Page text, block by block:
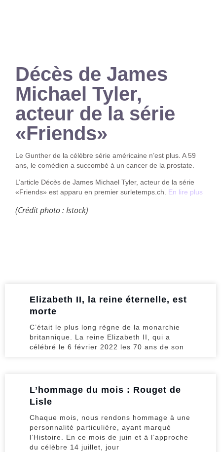
Décès de James
Michael Tyler,
acteur de la série
«Friends»
Le Gunther de la célèbre série américaine n’est plus. A 59
ans, le comédien a succombé à un cancer de la prostate.
L’article Décès de James Michael Tyler, acteur de la série
«Friends» est apparu en premier surletemps.ch. En lire plus
(Crédit photo : Istock)
Elizabeth II, la reine éternelle, est
morte
C’était le plus long règne de la monarchie
britannique. La reine Elizabeth II, qui a
célébré le 6 février 2022 les 70 ans de son
L’hommage du mois : Rouget de
Lisle
Chaque mois, nous rendons hommage à une
personnalité particulière, ayant marqué
l’Histoire. En ce mois de juin et à l’approche
du célèbre 14 juillet, jour